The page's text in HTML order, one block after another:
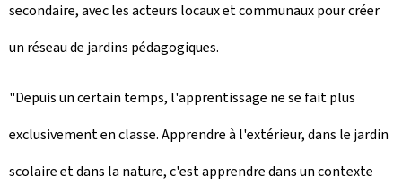
secondaire, avec les acteurs locaux et communaux pour créer
un réseau de jardins pédagogiques.
"Depuis un certain temps, l'apprentissage ne se fait plus
exclusivement en classe. Apprendre à l'extérieur, dans le jardin
scolaire et dans la nature, c'est apprendre dans un contexte